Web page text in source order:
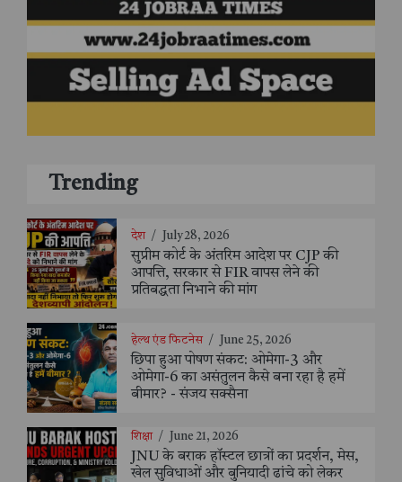
Trending
देश / July 28, 2026
सुप्रीम कोर्ट के अंतरिम आदेश पर CJP की
आपत्ति, सरकार से FIR वापस लेने की
प्रतिबद्धता निभाने की मांग
हेल्थ एंड फिटनेस / June 25, 2026
छिपा हुआ पोषण संकट: ओमेगा-3 और
ओमेगा-6 का असंतुलन कैसे बना रहा है हमें
बीमार? - संजय सक्सैना
शिक्षा / June 21, 2026
JNU के बराक हॉस्टल छात्रों का प्रदर्शन, मेस,
खेल सुविधाओं और बुनियादी ढांचे को लेकर